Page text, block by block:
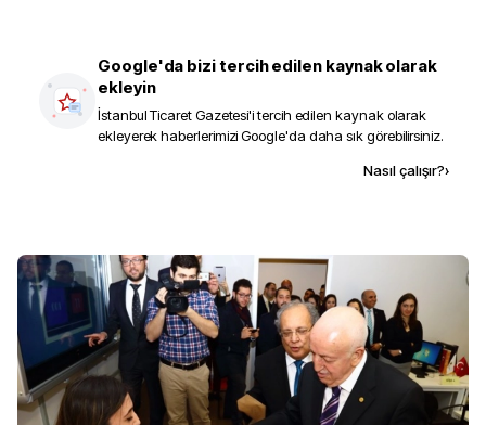
Google'da bizi tercih edilen kaynak olarak
ekleyin
İstanbul Ticaret Gazetesi'i tercih edilen kaynak olarak
ekleyerek haberlerimizi Google'da daha sık görebilirsiniz.
Nasıl çalışır?›